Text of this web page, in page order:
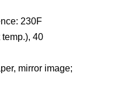
230F
40
mirror image;